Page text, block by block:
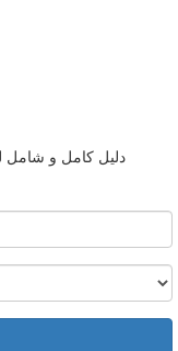
دليل كامل و شامل